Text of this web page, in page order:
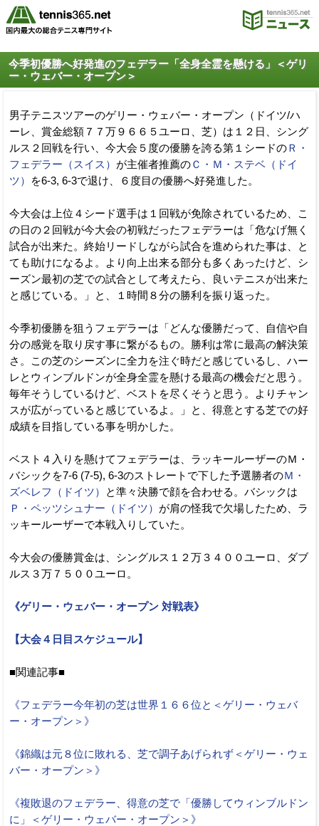
今季初優勝へ好発進のフェデラー「全身全霊を懸ける」＜ゲリ
ー・ウェバー・オープン＞
男子テニスツアーのゲリー・ウェバー・オープン（ドイツ/ハ
ーレ、賞金総額７７万９６６５ユーロ、芝）は１２日、シング
ルス２回戦を行い、今大会５度の優勝を誇る第１シードのＲ・
フェデラー（スイス） が主催者推薦のＣ・Ｍ・ステベ（ドイ
ツ）
を6-3, 6-3で退け、６度目の優勝へ好発進した。
今大会は上位４シード選手は１回戦が免除されているため、こ
の日の２回戦が今大会の初戦だったフェデラーは「危なげ無く
試合が出来た。終始リードしながら試合を進められた事は、と
ても助けになるよ。より向上出来る部分も多くあったけど、シ
ーズン最初の芝での試合として考えたら、良いテニスが出来た
と感じている。」と、１時間８分の勝利を振り返った。
今季初優勝を狙うフェデラーは「どんな優勝だって、自信や自
分の感覚を取り戻す事に繋がるもの。勝利は常に最高の解決策
さ。この芝のシーズンに全力を注ぐ時だと感じているし、ハー
レとウィンブルドンが全身全霊を懸ける最高の機会だと思う。
毎年そうしているけど、ベストを尽くそうと思う。よりチャン
スが広がっていると感じているよ。」と、得意とする芝での好
成績を目指している事を明かした。
ベスト４入りを懸けてフェデラーは、ラッキールーザーのＭ・
バシックを7-6 (7-5), 6-3のストレートで下した予選勝者のＭ・
ズベレフ（ドイツ）
と準々決勝で顔を合わせる。バシックは
Ｐ・ペッツシュナー（ドイツ） が肩の怪我で欠場したため、ラ
ッキールーザーで本戦入りしていた。
今大会の優勝賞金は、シングルス１２万３４００ユーロ、ダブ
ルス３万７５００ユーロ。
《ゲリー・ウェバー・オープン 対戦表》
【大会４日目スケジュール】
■関連記事■
《フェデラー今年初の芝は世界１６６位と＜ゲリー・ウェバ
ー・オープン＞》
《錦織は元８位に敗れる、芝で調子あげられず＜ゲリー・ウェ
バー・オープン＞》
《複敗退のフェデラー、得意の芝で「優勝してウィンブルドン
に」＜ゲリー・ウェバー・オープン＞》